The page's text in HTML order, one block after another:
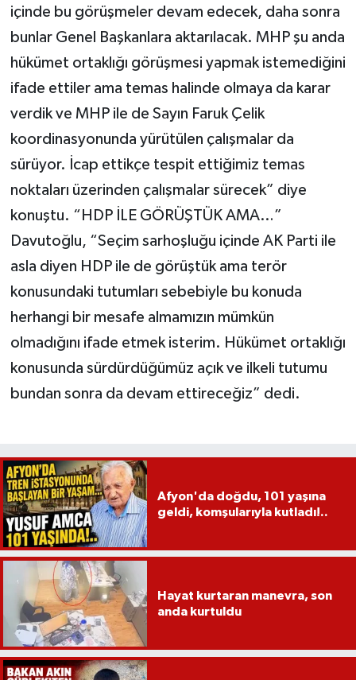
içinde bu görüşmeler devam edecek, daha sonra
bunlar Genel Başkanlara aktarılacak. MHP şu anda
hükümet ortaklığı görüşmesi yapmak istemediğini
ifade ettiler ama temas halinde olmaya da karar
verdik ve MHP ile de Sayın Faruk Çelik
koordinasyonunda yürütülen çalışmalar da
sürüyor. İcap ettikçe tespit ettiğimiz temas
noktaları üzerinden çalışmalar sürecek” diye
konuştu. “HDP İLE GÖRÜŞTÜK AMA…”
Davutoğlu, “Seçim sarhoşluğu içinde AK Parti ile
asla diyen HDP ile de görüştük ama terör
konusundaki tutumları sebebiyle bu konuda
herhangi bir mesafe almamızın mümkün
olmadığını ifade etmek isterim. Hükümet ortaklığı
konusunda sürdürdüğümüz açık ve ilkeli tutumu
bundan sonra da devam ettireceğiz” dedi.
Afyon'da doğdu, 101 yaşına
geldi, komşularıyla kutladı!..
Hayat kurtaran manevra, son
anda kurtuldu